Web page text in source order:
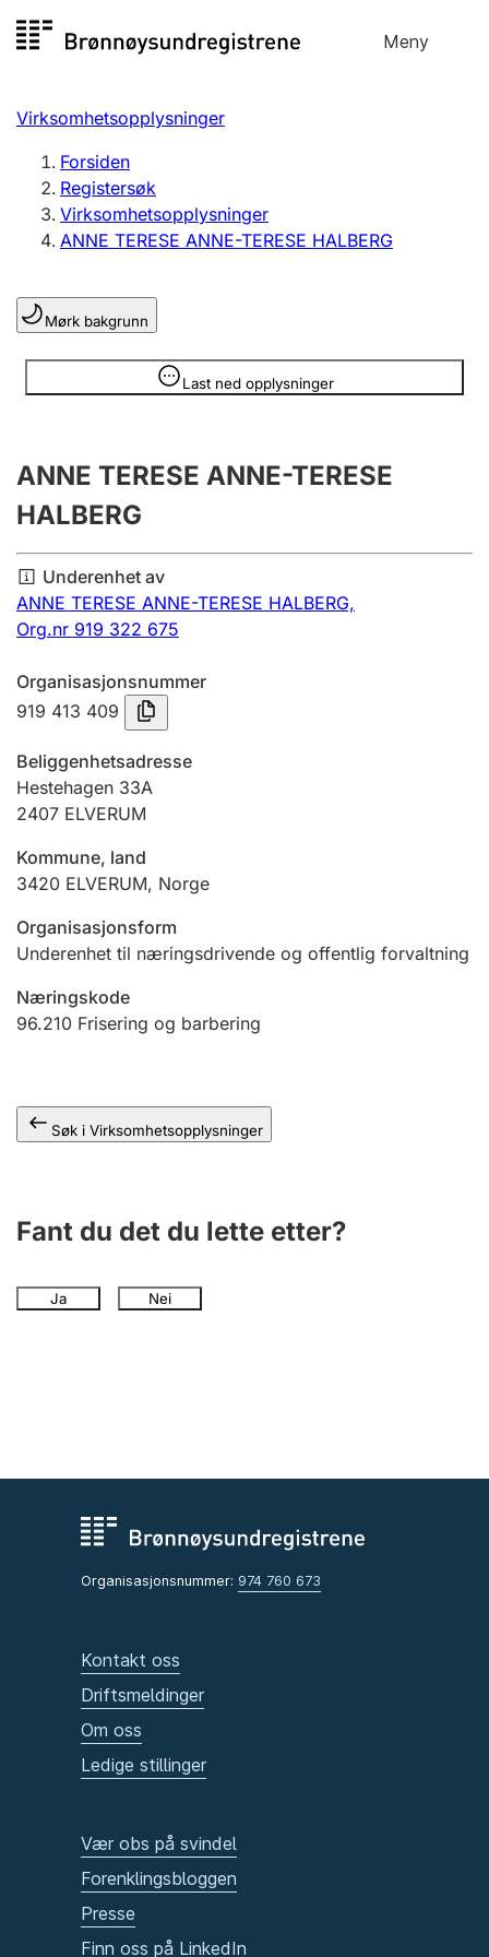
til
Meny
Registersøk
Aksjeselskap
Enkeltpersonforetak
Registrere, endre, slette
Lag og forening
Registrere, endre, slette
Årsregnskap
Innsending og forsinkelsesgebyr
Tinglysing
Jeger
Ektepaktveileder
Andre tema
Virksomhetsopplysninger
Forsiden
Registersøk
Virksomhetsopplysninger
ANNE TERESE ANNE-TERESE HALBERG
Mørk bakgrunn
Last ned opplysninger
Opplysninger er skjult
ANNE TERESE ANNE-TERESE
HALBERG
Underenhet av
ANNE TERESE ANNE-TERESE HALBERG,
Org.nr 919 322 675
Organisasjonsnummer
919 413 409
Beliggenhetsadresse
Hestehagen 33A
2407 ELVERUM
Kommune, land
3420 ELVERUM, Norge
Organisasjonsform
Underenhet til næringsdrivende og offentlig forvaltning
Næringskode
96.210 Frisering og barbering
Søk i Virksomhetsopplysninger
Fant du det du lette etter?
Ja Nei
Organisasjonsnummer: 974 760 673
Kontakt oss
Driftsmeldinger
Om oss
Ledige stillinger
Vær obs på svindel
Forenklingsbloggen
Presse
Finn oss på LinkedIn